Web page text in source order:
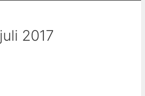
juli 2017